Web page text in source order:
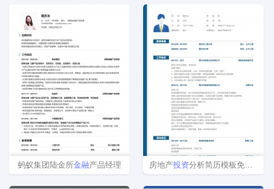
蚂蚁集团陆金所金融产品经理 房地产投资分析简历模板免费下载